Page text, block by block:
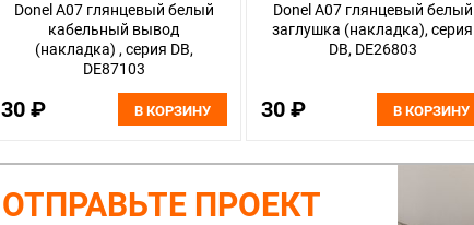
Donel A07 глянцевый белый
кабельный вывод
(накладка) , серия DB,
DE87103
30 ₽ В КОРЗИНУ
Donel A07 глянцевый белый
заглушка (накладка), серия
DB, DE26803
30 ₽ В КОРЗИНУ
ОТПРАВЬТЕ ПРОЕКТ